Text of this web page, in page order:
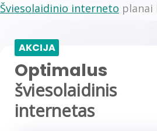
Šviesolaidinio interneto planai
AKCIJA
Optimalus
šviesolaidinis
internetas